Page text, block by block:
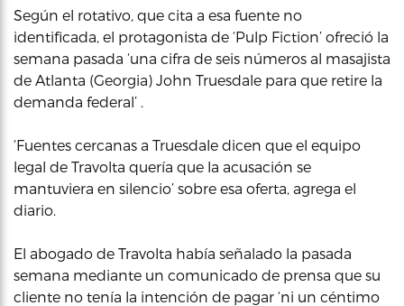
Según el rotativo, que cita a esa fuente no
identificada, el protagonista de ‘Pulp Fiction’ ofreció la
semana pasada ‘una cifra de seis números al masajista
de Atlanta (Georgia) John Truesdale para que retire la
demanda federal’ .
‘Fuentes cercanas a Truesdale dicen que el equipo
legal de Travolta quería que la acusación se
mantuviera en silencio’ sobre esa oferta, agrega el
diario.
El abogado de Travolta había señalado la pasada
semana mediante un comunicado de prensa que su
cliente no tenía la intención de pagar ‘ni un céntimo